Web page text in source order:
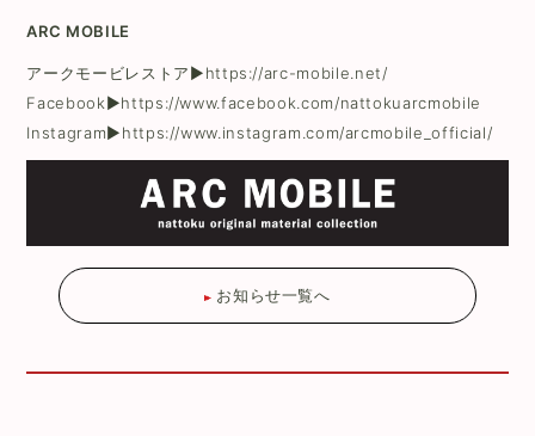
ARC MOBILE
アークモービレストア▶https://arc-mobile.net/
Facebook▶https://www.facebook.com/nattokuarcmobile
Instagram▶https://www.instagram.com/arcmobile_official/
お知らせ一覧へ